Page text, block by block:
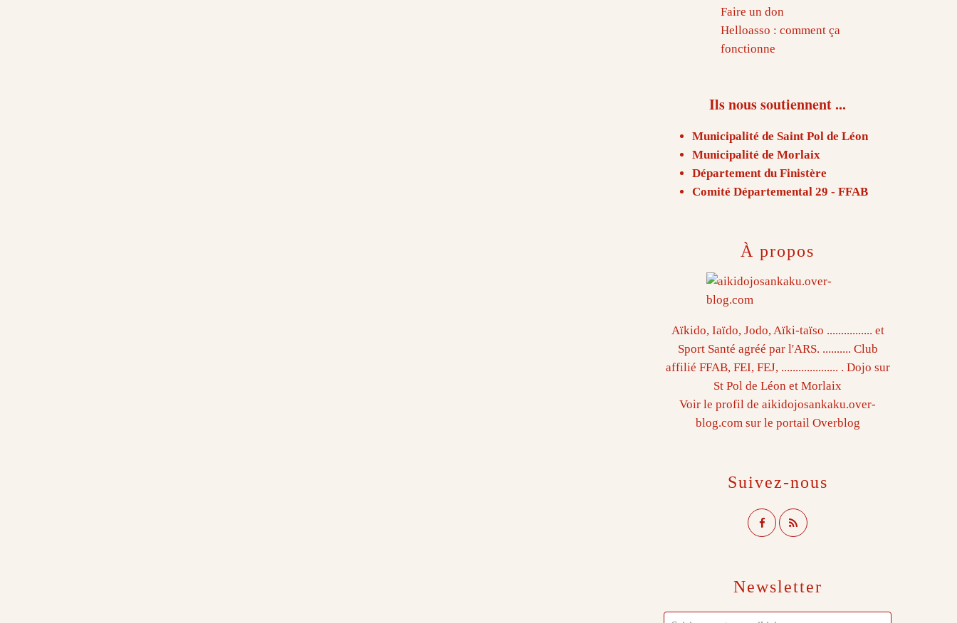
Newsletter
Suivez-nous
À propos
Aïkido, Iaïdo, Jodo, Aïki-taïso ................ et
Sport Santé agréé par l'ARS. .......... Club
affilié FFAB, FEI, FEJ, .................... . Dojo sur
St Pol de Léon et Morlaix
Voir le profil de aikidojosankaku.over-
blog.comsur le portail Overblog
Faire un don
Helloasso : comment ça
fonctionne
Ils nous soutiennent ...
Municipalité de Saint Pol de Léon
Municipalité de Morlaix
Département du Finistère
Comité Départemental 29 - FFAB